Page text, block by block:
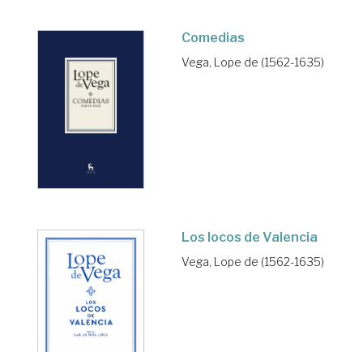
Comedias
Vega, Lope de (1562-1635)
Los locos de Valencia
Vega, Lope de (1562-1635)